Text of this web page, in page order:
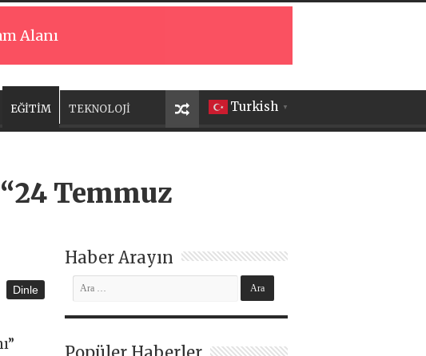
Alanı
Turkish ▼
EĞİTİM TEKNOLOJİ
Temmuz
Dinle
Haber Arayın